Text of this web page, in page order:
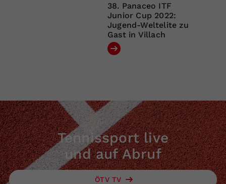
38. Panaceo ITF
Junior Cup 2022:
Jugend-Weltelite zu
Gast in Villach
Tennissport live
und auf Abruf
ÖTV TV